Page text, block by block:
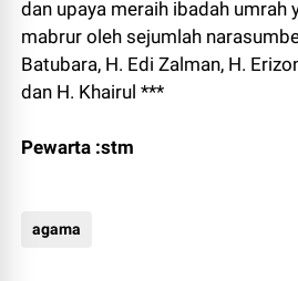
dan upaya meraih ibadah umrah
mabrur oleh sejumlah
Batubara, H. Edi Zalman, H.
dan H. Khairul ***
Pewarta :stm
agama